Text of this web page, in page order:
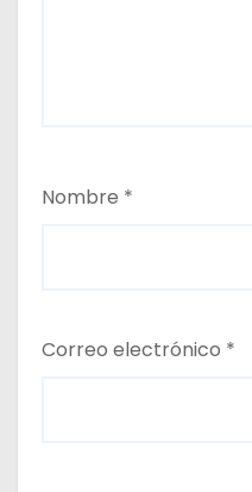
Nombre *
Correo electrónico *